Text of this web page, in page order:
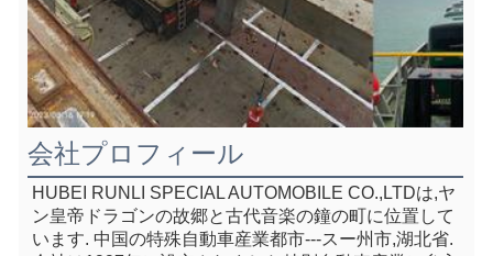
会社プロフィール
HUBEI RUNLI SPECIAL AUTOMOBILE CO.,LTDは,ヤ
ン皇帝ドラゴンの故郷と古代音楽の鐘の町に位置して
います. 中国の特殊自動車産業都市---スー州市,湖北省.